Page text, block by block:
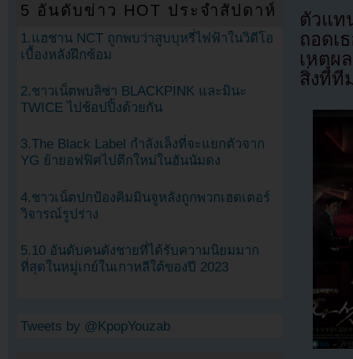
ตัวแท
ถอดเ
เหตุผ
สิ่งที่ที
5 อันดับข่าว HOT ประจำสัปดาห์
1.แฮชาน NCT ถูกพบว่าสูบบุหรี่ไฟฟ้าในวิดีโอ
เบื้องหลังฝึกซ้อม
2.ชาวเน็ตพบลิซ่า BLACKPINK และมินะ
TWICE ไปช้อปปิ้งด้วยกัน
3.The Black Label กำลังเล็งที่จะแยกตัวจาก
YG ย้ายอฟฟิศไปตึกใหม่ในฮันนัมดง
4.ชาวเน็ตปกป้องคิมมินจูหลังถูกพวกเฮดเตอร์
วิจารณ์รูปร่าง
5.10 อันดับคนดังชายที่ได้รับความนิยมมาก
ที่สุดในหมู่เกย์ในเกาหลีใต้ของปี 2023
Tweets by @KpopYouzab